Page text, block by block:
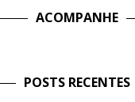
ACOMPANHE
POSTS RECENTES